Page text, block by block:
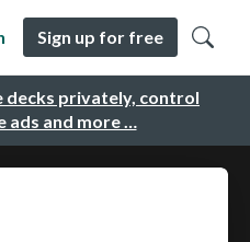
decks privately, control
ads and more …
Sign up for free